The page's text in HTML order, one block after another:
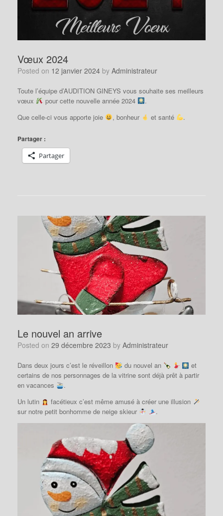
Vœux 2024
Posted on 12 janvier 2024 by Administrateur
Toute l’équipe d’AUDITION GINEYS vous souhaite ses meilleurs
vœux
pour cette nouvelle année 2024
.
Que celle-ci vous apporte joie
, bonheur et santé .
Partager :
Partager
Le nouvel an arrive
Posted on 29 décembre 2023 by Administrateur
Dans deux jours c’est le réveillon du nouvel an
et
certains de nos personnages de la vitrine sont déjà prêt à partir
en vacances
.
Un lutin
facétieux c’est même amusé à créer une illusion
sur notre petit bonhomme de neige skieur
.